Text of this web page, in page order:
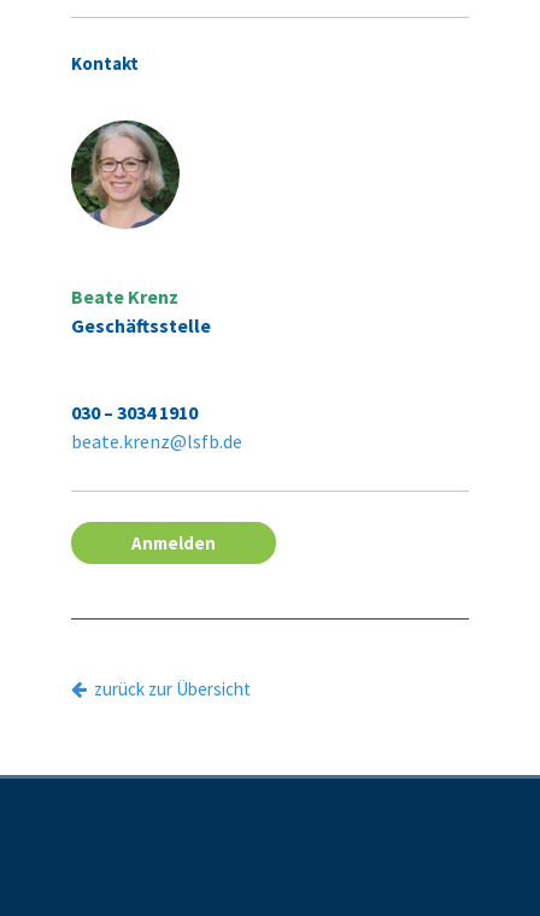
Kontakt
Beate Krenz
Geschäftsstelle
030 – 3034 1910
beate.krenz@lsfb.de
Anmelden
zurück zur Übersicht